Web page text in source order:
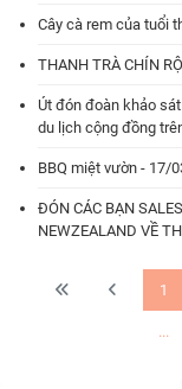
Cây cà rem của tuổi
THANH TRÀ CHÍN
Út đón đoàn khảo
du lịch cộng đồng
BBQ miệt vườn - 17/
ĐÓN CÁC BẠN
NEWZEALAND VỀ
1
...